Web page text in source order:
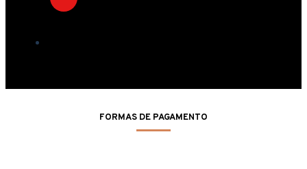
FORMAS DE PAGAMENTO